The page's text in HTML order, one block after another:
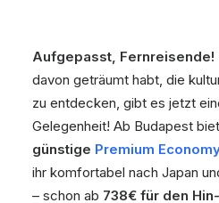
Aufgepasst, Fernreisende!
davon geträumt habt, die
zu entdecken, gibt es jetzt
Gelegenheit! Ab Budapest
günstige Premium
ihr komfortabel nach Japan
– schon ab 738€ für den